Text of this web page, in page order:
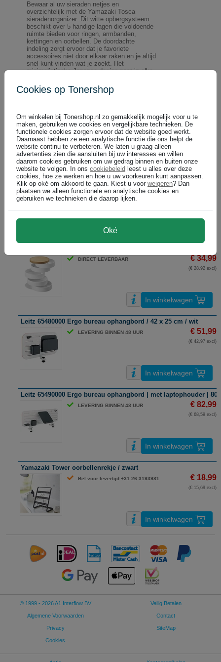
Bewaar al uw sieraden netjes en
overzichtelijk met de Yamazaki Tosca
sieradenorganizer. Dit witte opbergsysteem
beschikt over 5 handige lagen die voldoende
ruimte bieden voor ringen, armbanden,
kettingen en oorbellen. De doordachte
indeling zorgt ervoor dat je favoriete
accessoires niet door elkaar raken en je altijd
snel kunt vinden wat je zoekt. Het
minimalistische Japanse design past in elke
functionaliteit met stijl. De stevige constructie
garandeert jarenlang gebruik, terwijl de
sieraden de verzorging die ze verdienen en
creëer rust in uw dagelijkse routine met deze
praktische organizer van Yamazaki.
Aantal 1
€ 34,99
DIRECT LEVERBAAR € 34,99
(€ 28,92 excl)
In winkelwagen
Leitz 65480000 Ergo bureau ophangbord / 42 x 25 cm / wit
LEVERING BINNEN 48 UUR € 51,99
(€ 42,97 excl)
In winkelwagen
Leitz 65490000 Ergo bureau ophangbord | met laptophouder | 80
LEVERING BINNEN 48 UUR € 82,99
(€ 68,59 excl)
In winkelwagen
Yamazaki Tower oorbellenrekje / zwart
Bel voor levertijd +31 26 3193981 € 18,99
(€ 15,69 excl)
In winkelwagen
© 1999 - 2026 A1 Interflow BV
Algemene Voorwaarden
Privacy
Cookies
Veilig Betalen
Contact
SiteMap
Cookies op Tonershop
Om winkelen bij Tonershop.nl zo gemakkelijk mogelijk voor u te
maken, gebruiken we cookies en vergelijkbare technieken. De
functionele cookies zorgen ervoor dat de website goed werkt.
Daarnaast hebben ze een analytische functie die ons helpt de
website continu te verbeteren. We laten u graag alleen
advertenties zien die aansluiten bij uw interesses en willen
daarom cookies gebruiken om uw gedrag binnen en buiten onze
website te volgen. In ons cookiebeleid leest u alles over deze
cookies, hoe ze werken en hoe u uw voorkeuren kunt aanpassen.
Klik op oké om akkoord te gaan. Kiest u voor weigeren? Dan
plaatsen we alleen functionele en analytische cookies en
gebruiken we technieken die daarop lijken.
Oké